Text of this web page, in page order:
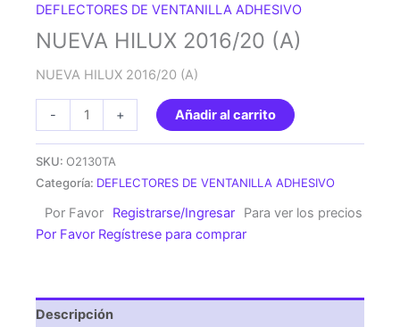
DEFLECTORES DE VENTANILLA ADHESIVO
NUEVA HILUX 2016/20 (A)
NUEVA HILUX 2016/20 (A)
-
HILUX
cantidad
+ Añadir al carrito
SKU: O2130TA
Categoría: DEFLECTORES DE VENTANILLA ADHESIVO
Por Favor Registrarse/Ingresar
Para ver los precios
Por Favor Regístrese para comprar
Descripción